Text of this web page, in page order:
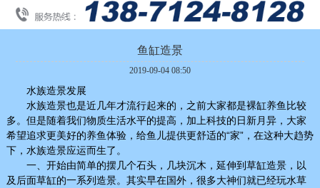
鱼缸造景
2019-09-04 08:50
水族造景发展
水族造景也是近几年才流行起来的，之前大家都是裸缸养鱼比较
多。但是随着我们物质生活水平的提高，加上科技的日新月异，大家
希望追求更美好的养鱼体验，给鱼儿提供更舒适的“家”，在这种大趋势
下，水族造景应运而生了。
一、开始由简单的摆几个石头，几块沉木，延伸到草缸造景，以
及后面草缸的一系列造景。其实早在国外，很多大神们就已经玩水草